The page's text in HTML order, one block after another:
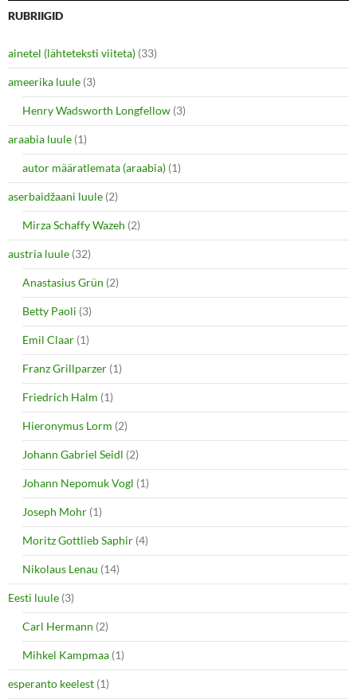
RUBRIIGID
ainetel (lähteteksti viiteta) (33)
ameerika luule (3)
Henry Wadsworth Longfellow (3)
araabia luule (1)
autor määratlemata (araabia) (1)
aserbaidžaani luule (2)
Mirza Schaffy Wazeh (2)
austria luule (32)
Anastasius Grün (2)
Betty Paoli (3)
Emil Claar (1)
Franz Grillparzer (1)
Friedrich Halm (1)
Hieronymus Lorm (2)
Johann Gabriel Seidl (2)
Johann Nepomuk Vogl (1)
Joseph Mohr (1)
Moritz Gottlieb Saphir (4)
Nikolaus Lenau (14)
Eesti luule (3)
Carl Hermann (2)
Mihkel Kampmaa (1)
esperanto keelest (1)